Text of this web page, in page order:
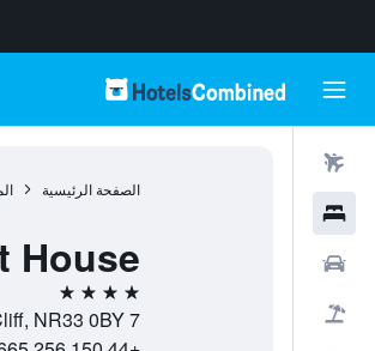
الصفحة الرئيسية
House
4 نجوم
7 Kirkley Cliff, NR33 0BY, لوزتوفت, إنجلترا, المملكة المتحدة